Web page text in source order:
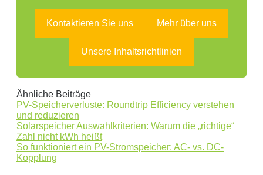
Kontaktieren Sie uns Mehr über uns
Unsere Inhaltsrichtlinien
Ähnliche Beiträge
PV-Speicherverluste: Roundtrip Efficiency verstehen
und reduzieren
Solarspeicher Auswahlkriterien: Warum die „richtige“
Zahl nicht kWh heißt
So funktioniert ein PV-Stromspeicher: AC- vs. DC-
Kopplung